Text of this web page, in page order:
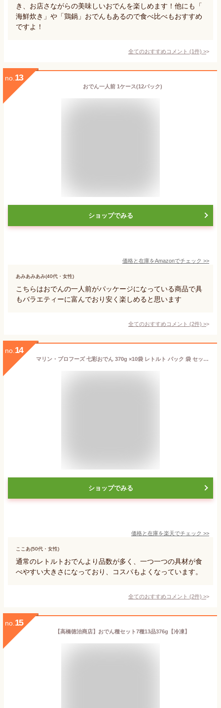
き、お店さながらの美味しいおでんを楽しめます！他にも「
海鮮炊き」や「鶏鍋」おでんもあるので食べ比べもおすすめ
ですよ！
全てのおすすめコメント (1件) >
no. 13
おでん一人前 1ケース(12パック)
ショップでみる
価格と在庫をAmazonでチェック >>
あみあみあみ(40代・女性)
こちらはおでんの一人前がパッケージになっている商品で具
もバラエティーに富んでおり安く楽しめると思います
全てのおすすめコメント (2件) >
no. 14
マリン・プロフーズ 七彩おでん 370g ×10袋 レトルト パック 袋 セット レトルトおでん 具材 おでん具 おでん種 大根 卵 タマゴ 鹿の子こんにゃく コンニャク さつま揚げ お魚とうふ揚 焼竹輪 ちくわ 結昆布 こんぶ お取り寄せ 美味しい 常温保存 業務用 即席おでん
ショップでみる
価格と在庫を楽天でチェック >>
ここあ(50代・女性)
通常のレトルトおでんより品数が多く、一つ一つの具材が食
べやすい大きさになっており、コスパもよくなっています。
全てのおすすめコメント (2件) >
no. 15
【高橋徳治商店】おでん種セット7種13品376g【冷凍】